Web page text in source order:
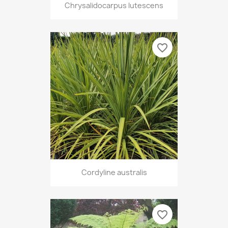
Chrysalidocarpus lutescens
Cordyline australis
favorite_border
favorite_border